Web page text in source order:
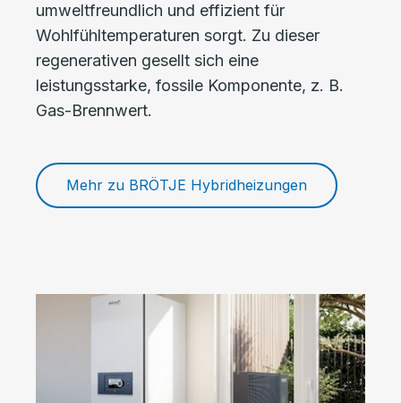
umweltfreundlich und effizient für
Wohlfühltemperaturen sorgt. Zu dieser
regenerativen gesellt sich eine
leistungsstarke, fossile Komponente, z. B.
Gas-Brennwert.
Mehr zu BRÖTJE Hybridheizungen